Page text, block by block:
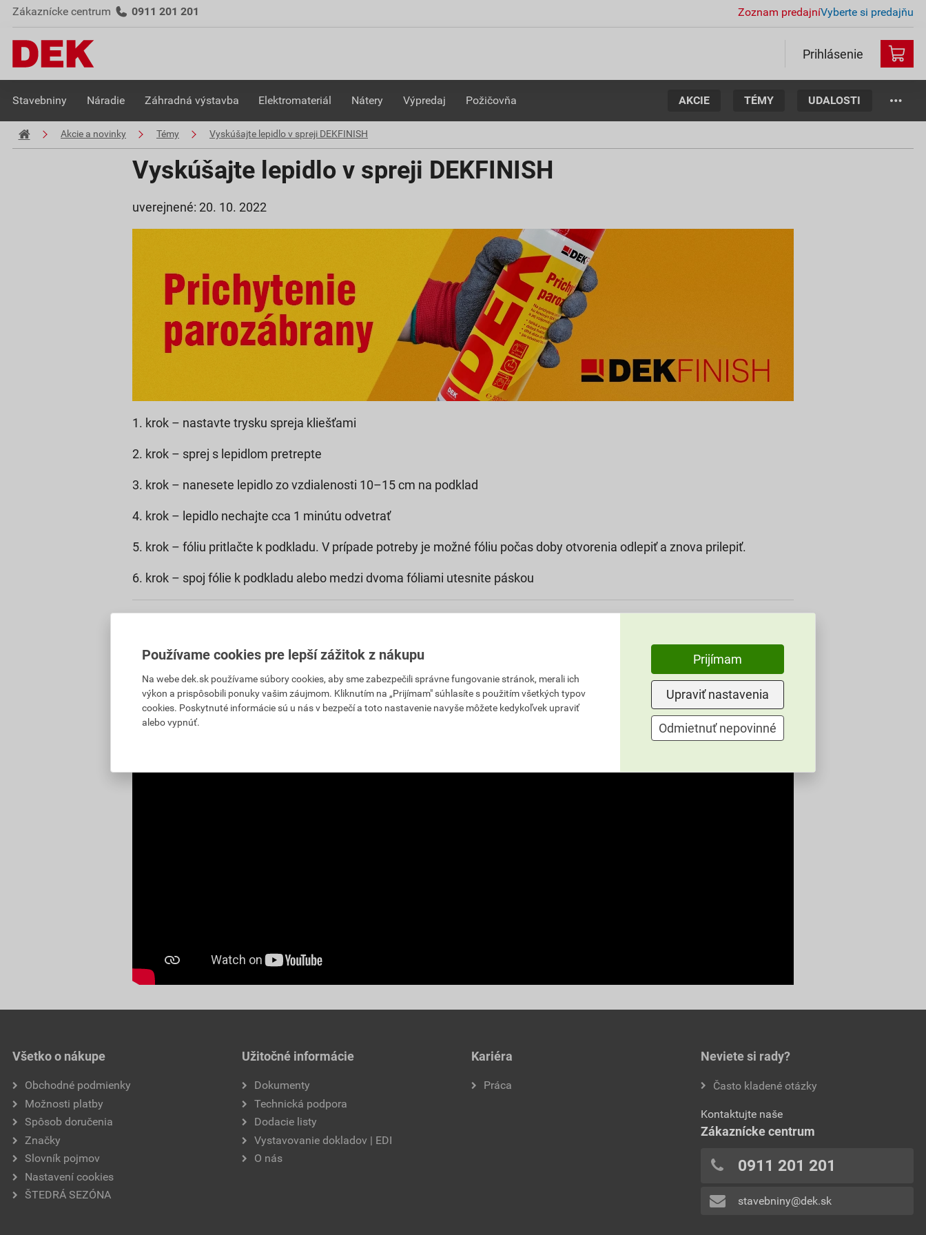
Zákaznícke centrum 0911 201 201 Zoznam predajníVyberte si predajňu
Prihlásenie
Stavebniny Náradie Záhradná výstavba Elektromateriál Nátery Výpredaj Požičovňa AKCIE TÉMY UDALOSTI
Akcie a novinky Témy Vyskúšajte lepidlo v spreji DEKFINISH
Vyskúšajte lepidlo v spreji DEKFINISH
uverejnené: 20. 10. 2022
1. krok – nastavte trysku spreja kliešťami
2. krok – sprej s lepidlom pretrepte
3. krok – nanesete lepidlo zo vzdialenosti 10–15 cm na podklad
4. krok – lepidlo nechajte cca 1 minútu odvetrať
5. krok – fóliu pritlačte k podkladu. V prípade potreby je možné fóliu počas doby otvorenia odlepiť a znova prilepiť.
6. krok – spoj fólie k podkladu alebo medzi dvoma fóliami utesnite páskou
Všetko o nákupe
Obchodné podmienky
Možnosti platby
Spôsob doručenia
Značky
Slovník pojmov
Nastavení cookies
ŠTEDRÁ SEZÓNA
Užitočné informácie
Dokumenty
Technická podpora
Dodacie listy
Vystavovanie dokladov | EDI
O nás
Kariéra
Práca
Neviete si rady?
Často kladené otázky
Kontaktujte naše
Zákaznícke centrum
0911 201 201
stavebniny@dek.sk
Používame cookies pre lepší zážitok z nákupu
Na webe dek.sk používame súbory cookies, aby sme zabezpečili správne fungovanie stránok, merali ich
výkon a prispôsobili ponuky vašim záujmom. Kliknutím na „Prijímam" súhlasíte s použitím všetkých typov
cookies. Poskytnuté informácie sú u nás v bezpečí a toto nastavenie navyše môžete kedykoľvek upraviť
alebo vypnúť.
Prijímam
Upraviť nastavenia
Odmietnuť nepovinné